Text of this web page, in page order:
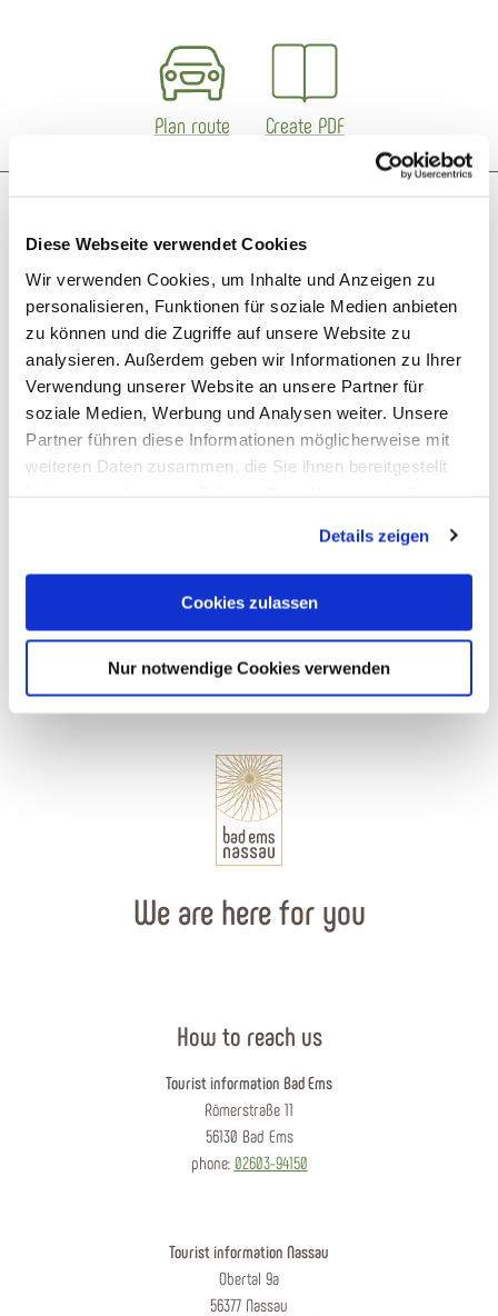
Diese Webseite verwendet Cookies
Wir verwenden Cookies, um Inhalte und Anzeigen zu
personalisieren, Funktionen für soziale Medien anbieten
zu können und die Zugriffe auf unsere Website zu
analysieren. Außerdem geben wir Informationen zu Ihrer
Verwendung unserer Website an unsere Partner für
soziale Medien, Werbung und Analysen weiter. Unsere
Partner führen diese Informationen möglicherweise mit
weiteren Daten zusammen, die Sie ihnen bereitgestellt
Cookies, wenn Sie unsere Webseite weiterhin nutzen.
Details zeigen
Cookies zulassen
Nur notwendige Cookies verwenden
Plan route Create PDF
Obernhof
We are here for you
How to reach us
Tourist information Bad Ems
Römerstraße 11
56130 Bad Ems
phone: 02603-94150
Tourist information Nassau
Obertal 9a
56377 Nassau